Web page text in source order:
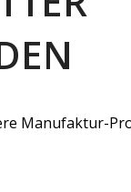
Küchenmeister
Wir freuen
Manufaktur-